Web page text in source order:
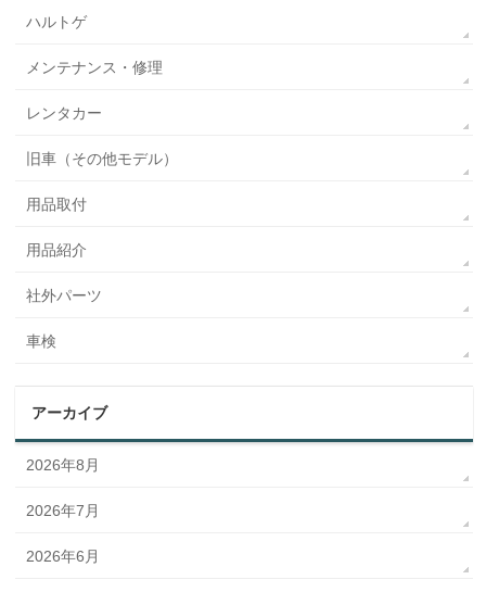
ハルトゲ
メンテナンス・修理
レンタカー
旧車（その他モデル）
用品取付
用品紹介
社外パーツ
車検
アーカイブ
2026年8月
2026年7月
2026年6月